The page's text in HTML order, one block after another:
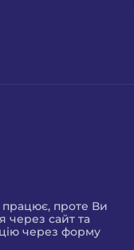
працює, проте Ви
через сайт та
через форму